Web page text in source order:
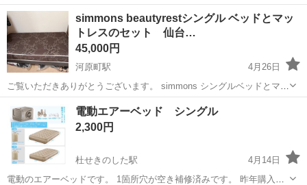
中中！社会保険完備！送迎あり！◎マイカー通勤OK＆無料駐車場完
備！作業着無償貸与◎食堂利用可★《宮城県黒川郡大和町》 人気の工
場のお仕事 ◇半導体製造設備...
宮城 泉中央駅
simmons beautyrestシングル ベッドとマッ
トレスのセット 仙台…
45,000円
河原町駅
4月26日
ご覧いただきありがとうございます。 simmons シングルベッドとマッ
トレスのセットです。 beauty rest マットレス 品番 AB1955010A ■製
番 0010011154890052 ■構造 一体式 ■寸法（...
宮城 仙台市 河原町駅 ベッド シングル
電動エアーベッド シングル
2,300円
杜せきのした駅
4月14日
電動のエアーベッドです。 1箇所穴が空き補修済みです。 昨年購入し